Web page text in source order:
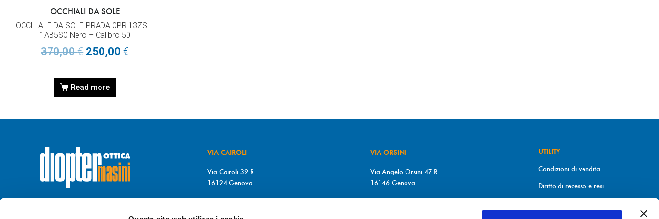
OCCHIALI DA SOLE
OCCHIALE DA SOLE PRADA 0PR 13ZS –
1AB5S0 Nero – Calibro 50
370,00€ 250,00€
Read more
VIA CAIROLI
Via Cairoli 39 R
16124 Genova
VIA ORSINI
Via Angelo Orsini 47 R
16146 Genova
UTILITY
Condizioni di vendita
Diritto di recesso e resi